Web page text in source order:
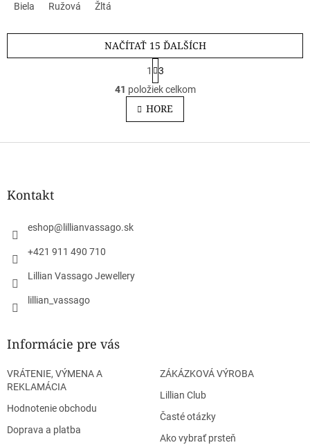
Biela Ružová Žltá
O
v
l
á
NAČÍTAŤ 15 ĎALŠÍCH
S
t
r
á
n
k
v
1
3
41 položiek celkom
HORE
Z
Kontakt
eshop@ lillianvassago.sk
+421 911 490 710
Lillian Vassago Jewellery
lillian_vassago
Informácie pre vás
VRÁTENIE, VÝMENA A
REKLAMÁCIA
Hodnotenie obchodu
Doprava a platba
ZÁKÁZKOVÁ VÝROBA
Lillian Club
Časté otázky
Ako vybrať prsteň